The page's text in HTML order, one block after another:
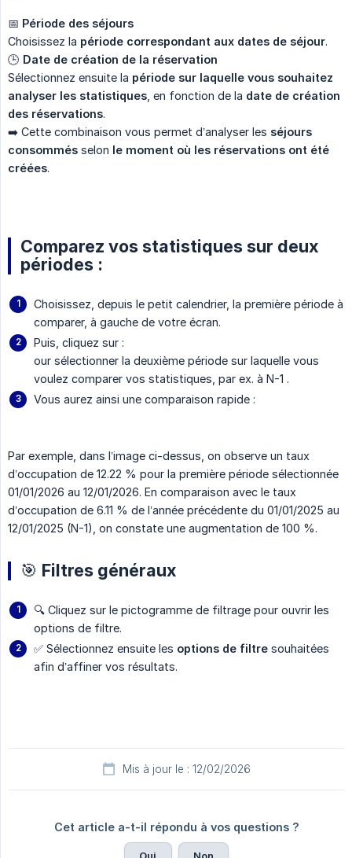
📅 Période des séjours
Choisissez la période correspondant aux dates de séjour.
🕒 Date de création de la réservation
Sélectionnez ensuite la période sur laquelle vous souhaitez
analyser les statistiques , en fonction de la date de création
des réservations.
➡️ Cette combinaison vous permet d’analyser les séjours
consommés selon le moment où les réservations ont été
créées.
Comparez vos statistiques sur deux
périodes :
Choisissez, depuis le petit calendrier, la première période à
comparer, à gauche de votre écran.
Puis, cliquez sur :
our sélectionner la deuxième période sur laquelle vous
voulez comparer vos statistiques, par ex. à N-1 .
Vous aurez ainsi une comparaison rapide :
Par exemple, dans l’image ci-dessus, on observe un taux
d’occupation de 12.22 % pour la première période sélectionnée
01/01/2026 au 12/01/2026. En comparaison avec le taux
d’occupation de 6.11 % de l’année précédente du 01/01/2025 au
12/01/2025 (N-1), on constate une augmentation de 100 %.
🎯 Filtres généraux
🔍 Cliquez sur le pictogramme de filtrage pour ouvrir les
options de filtre.
✅ Sélectionnez ensuite les options de filtre souhaitées
afin d’affiner vos résultats.
Mis à jour le : 12/02/2026
Cet article a-t-il répondu à vos questions ?